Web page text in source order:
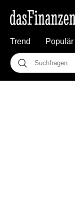
Trend Populär